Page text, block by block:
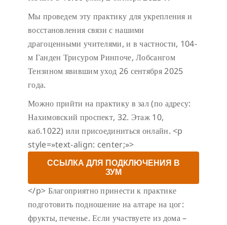
Мы проведем эту практику для укрепления и
восстановления связи с нашими
драгоценными учителями, и в частности, 104-
м Ганден Трисуром Ринпоче, Лобсангом
Тензином явившим уход 26 сентября 2025
года.
Можно прийти на практику в зал (по адресу:
Нахимовский проспект, 32. Этаж 10,
каб.1022) или присоединиться онлайн. <p
style=»text-align: center;»>
ССЫЛКА ДЛЯ ПОДКЛЮЧЕНИЯ В
ЗУМ
</p> Благоприятно принести к практике
подготовить подношение на алтаре на цог:
фрукты, печенье. Если участвуете из дома –